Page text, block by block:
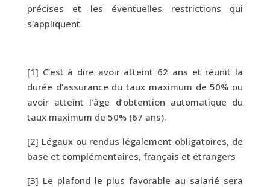
précises et les éventuelles restrictions qui
s'appliquent.
[1] C’est à dire avoir atteint 62 ans et réunit la
durée d’assurance du taux maximum de 50% ou
avoir atteint l’âge d’obtention automatique du
taux maximum de 50% (67 ans).
[2] Légaux ou rendus légalement obligatoires, de
base et complémentaires, français et étrangers
[3] Le plafond le plus favorable au salarié sera